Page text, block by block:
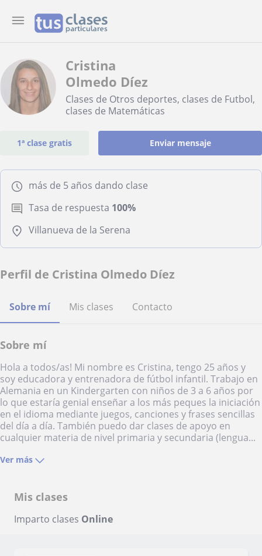
Cristina
Olmedo Díez
Clases de Otros deportes, clases de Futbol,
clases de Matemáticas
1ª clase gratis Enviar mensaje
más de 5 años dando clase
Tasa de respuesta 100%
Villanueva de la Serena
Perfil de Cristina Olmedo Díez
Sobre mí Mis clases Contacto
Sobre mí
Hola a todos/as! Mi nombre es Cristina, tengo 25 años y
soy educadora y entrenadora de fútbol infantil. Trabajo en
Alemania en un Kindergarten con niños de 3 a 6 años por
lo que estaría genial enseñar a los más peques la iniciación
en el idioma mediante juegos, canciones y frases sencillas
del día a día. También puedo dar clases de apoyo en
cualquier materia de nivel primaria y secundaria (lengua...
Ver más
Mis clases
Imparto clases Online